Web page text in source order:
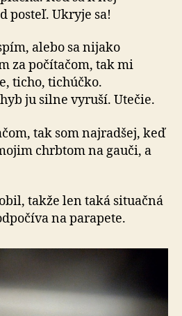
posteľ. Ukryje sa!
alebo sa nijako
za počítačom, tak mi
ticho, tichúčko.
ju silne vyruší. Utečie.
tak som najradšej, keď
chrbtom na gauči, a
takže len taká situačná
na parapete.